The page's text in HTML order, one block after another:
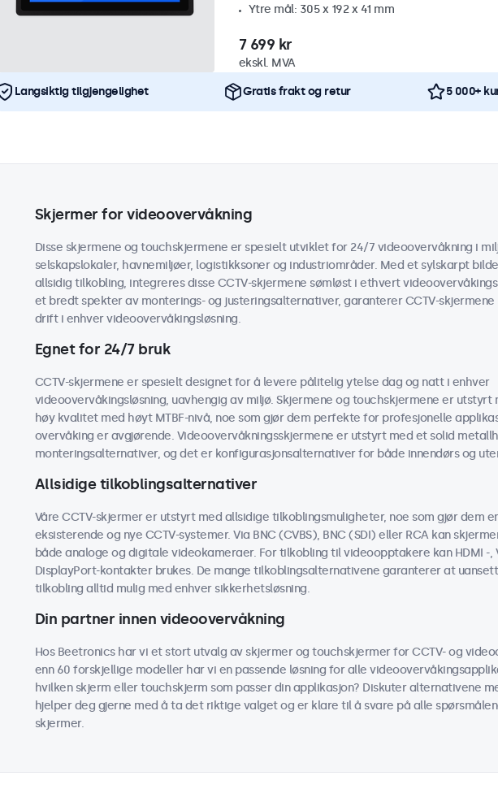
Ytre mål: 305 x 192 x 41 mm
7 699 kr
ekskl. MVA
Langsiktig tilgjengelighet Gratis frakt og retur 5 000+
Skjermer for videoovervåkning
Disse skjermene og touchskjermene er spesielt utviklet for 24/7 videoovervåkning i
selskapslokaler, havnemiljøer, logistikksoner og industriområder. Med et sylskarpt
allsidig tilkobling, integreres disse CCTV-skjermene sømløst i ethvert
et bredt spekter av monterings- og justeringsalternativer, garanterer CCTV-
drift i enhver videoovervåkingsløsning.
Egnet for 24/7 bruk
CCTV-skjermene er spesielt designet for å levere pålitelig ytelse dag og natt i enhver
videoovervåkingsløsning, uavhengig av miljø. Skjermene og touchskjermene er utstyrt
høy kvalitet med høyt MTBF-nivå, noe som gjør dem perfekte for profesjonelle
overvåking er avgjørende. Videoovervåkningsskjermene er utstyrt med et solid
monteringsalternativer, og det er konfigurasjonsalternativer for både innendørs og
Allsidige tilkoblingsalternativer
Våre CCTV-skjermer er utstyrt med allsidige tilkoblingsmuligheter, noe som gjør dem
eksisterende og nye CCTV-systemer. Via BNC (CVBS), BNC (SDI) eller RCA kan
både analoge og digitale videokameraer. For tilkobling til videoopptakere kan HDMI -,
DisplayPort-kontakter brukes. De mange tilkoblingsalternativene garanterer at
tilkobling alltid mulig med enhver sikkerhetsløsning.
Din partner innen videoovervåkning
Hos Beetronics har vi et stort utvalg av skjermer og touchskjermer for CCTV- og
enn 60 forskjellige modeller har vi en passende løsning for alle
hvilken skjerm eller touchskjerm som passer din applikasjon? Diskuter alternativene
hjelper deg gjerne med å ta det riktige valget og er klare til å svare på alle
skjermer.